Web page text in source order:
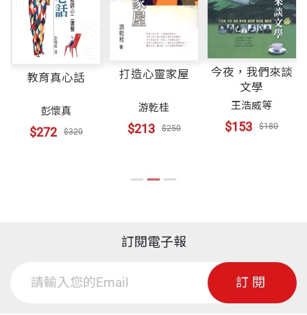
6 創新設計
Innovation in Design, ID
7 綠色行者
附錄 案例得分表
三個基本核心精神就是「永續經營、創造價值、利益
平衡」。
台積電在經營過程中，張董事長十分注重所有利益相
關者的平衡，就連對不會發出聲音的社會與環境，也
要加以照顧，在為企業創造價值的同時，不忘投入對
環境的保護，全公司上上下下對此核心價值觀都十分
房的實務應用》兩書，台積電現身說法，把投入企業
社會責任或環境保護的力，與大家分享，不留一手，
相信對於社會創造「無形」、「間接」、「未來」的
當人們為漲水電油價憤怒時，多少人捫心自問我及我自己所
屬的企業，在節
電的領域裡，做了什麼？台積電從來沒有高調的口號，他們
只是「浪漫地」
永遠把自己放在一個位置；「從源頭開始做對的事」。
個客戶所建立的堅強的夥伴關係，穩定地創造了強而
有力的成長。全球的IC供應商因信任台積公司獨一無
二的尖端製程技術、先鋒設計服務、製造生產力與產
品品質，將其產品交予台積公司生產。台積公司為全
球四百五十多個客戶提供服務，生產超過八千三百多
種的晶片，被廣泛地運用在電腦產品、通訊產品與消
費性電子產品等多樣應用領域。民國一百年，台積公
公司 WaferTech 美國子公司、台積電中國有限公司
及其他轉投資公司之八吋晶圓廠產能支援。此外，考
量到公司長期的成長和策略發展，台積公司決定投資
軟皮精裝
教育真心話
彭懷真
$272 $320
打造心靈家屋
游乾桂
$213 $250
今夜，我們來談
文學
王浩威等
$153 $180
訂閱電子報
訂閱